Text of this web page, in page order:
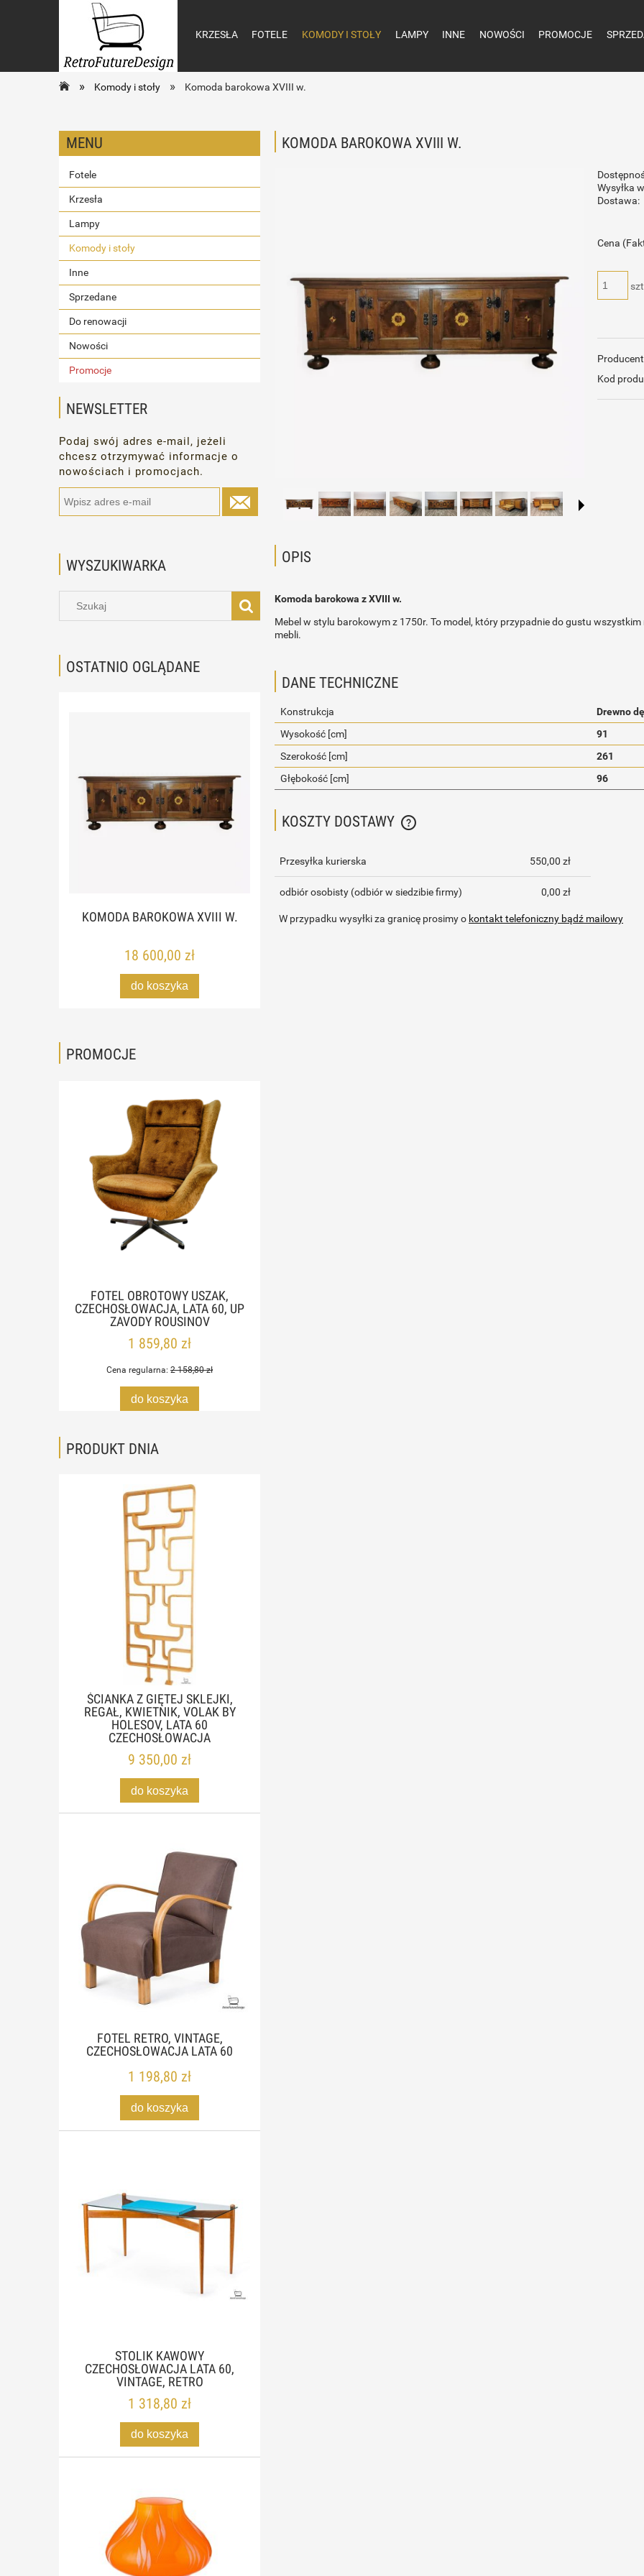
KRZESŁA FOTELE KOMODY I STOŁY LAMPY INNE NOWOŚCI PROMOCJE
» Komody i stoły » Komoda barokowa XVIII w.
MENU
Fotele
Krzesła
Lampy
Komody i stoły
Inne
Sprzedane
Do renowacji
Nowości
Promocje
NEWSLETTER
Podaj swój adres e-mail, jeżeli
chcesz otrzymywać informacje o
nowościach i promocjach.
WYSZUKIWARKA
OSTATNIO OGLĄDANE
KOMODA BAROKOWA XVIII W.
18 600,00 zł
do koszyka
PROMOCJE
FOTEL OBROTOWY USZAK,
CZECHOSŁOWACJA, LATA 60, UP
ZAVODY ROUSINOV
1 859,80 zł
Cena regularna: 2 158,80 zł
do koszyka
PRODUKT DNIA
ŚCIANKA Z GIĘTEJ SKLEJKI,
REGAŁ, KWIETNIK, VOLAK BY
HOLESOV, LATA 60
CZECHOSŁOWACJA
9 350,00 zł
do koszyka
FOTEL RETRO, VINTAGE,
CZECHOSŁOWACJA LATA 60
1 198,80 zł
do koszyka
STOLIK KAWOWY
CZECHOSŁOWACJA LATA 60,
VINTAGE, RETRO
1 318,80 zł
do koszyka
KOMODA BAROKOWA XVIII W.
Wysyłka
Dostawa:
Cena
Kod
OPIS
Komoda barokowa z XVIII w.
Mebel w stylu barokowym z 1750r. To model, który przypadnie do gustu
mebli.
DANE TECHNICZNE
Konstrukcja
Drewno
Wysokość [cm]
91
Szerokość [cm]
261
Głębokość [cm]
96
KOSZTY DOSTAWY
CENA NIE ZAWIERA EWENTUALNYCH KOSZTÓW
PŁATNOŚCI
Przesyłka kurierska 550,00 zł
odbiór osobisty (odbiór w siedzibie firmy) 0,00 zł
W przypadku wysyłki za granicę prosimy o kontakt telefoniczny bądź mailowy